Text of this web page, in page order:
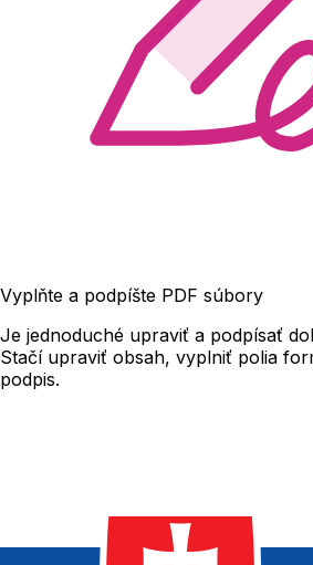
Vyplňte a podpíšte PDF súbory
Je jednoduché upraviť a podpísať
Stačí upraviť obsah, vyplniť polia
podpis.